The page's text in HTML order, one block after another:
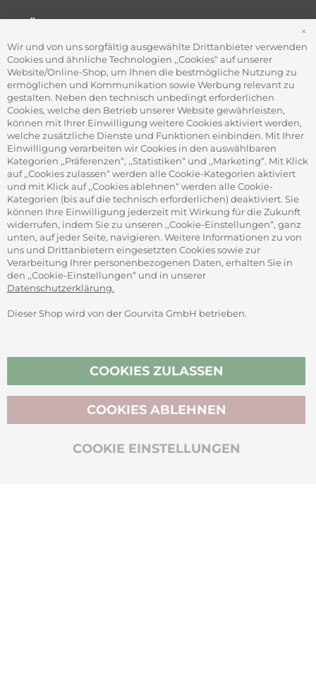
FÜR FIRMEN
Office Coffee Kaffee für das Büro
Firmenkundenservice
Firmenrabatt-Programm
Werbegeschenke
ADRESSE
Gourvita GmbH
Adam-Opel-Str. 19
63322 Rödermark
SICHER ZAHLEN
Vertrag widerrufen
BIO-ZERTIFIZIERT
Wir und von uns sorgfältig ausgewählte Drittanbieter verwenden
Cookies und ähnliche Technologien ,,Cookies“ auf unserer
Website/Online-Shop, um Ihnen die bestmögliche Nutzung zu
ermöglichen und Kommunikation sowie Werbung relevant zu
gestalten. Neben den technisch unbedingt erforderlichen
Cookies, welche den Betrieb unserer Website gewährleisten,
können mit Ihrer Einwilligung weitere Cookies aktiviert werden,
welche zusätzliche Dienste und Funktionen einbinden. Mit Ihrer
Einwilligung verarbeiten wir Cookies in den auswählbaren
Kategorien ,,Präferenzen“, ,,Statistiken“ und ,,Marketing“. Mit Klick
auf ,,Cookies zulassen“ werden alle Cookie-Kategorien aktiviert
und mit Klick auf ,,Cookies ablehnen“ werden alle Cookie-
Kategorien (bis auf die technisch erforderlichen) deaktiviert. Sie
können Ihre Einwilligung jederzeit mit Wirkung für die Zukunft
widerrufen, indem Sie zu unseren ,,Cookie-Einstellungen“, ganz
unten, auf jeder Seite, navigieren. Weitere Informationen zu von
uns und Drittanbietern eingesetzten Cookies sowie zur
Verarbeitung Ihrer personenbezogenen Daten, erhalten Sie in
den ,,Cookie-Einstellungen“ und in unserer
Datenschutzerklärung.
Dieser Shop wird von der Gourvita GmbH betrieben.
COOKIES ZULASSEN
COOKIE EINSTELLUNGEN
COOKIES ABLEHNEN